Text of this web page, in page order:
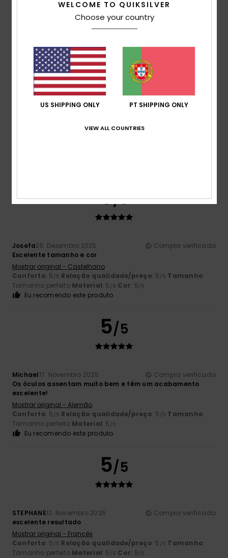
Conforto
5.0
Relação qualidade/preço
Tamanho
Muito pequenoDemasiado grande
Cor
5/5
Josefa25. Dezembro 2025
Compra verificada
Excelente tamanho e cor
Mostrar original - Castelhano
Conforto: 5 /5 Relação qualidade/preço: 5 /5 Tamanho:
Tamanho perfeito Material: 5 /5 Cor: 5/5
Eu recomendo este produto
5/5
Michael17. Novembro 2025
Compra verificada
Os óculos assentam muito bem e têm um acabamento
excelente!
Mostrar original - Alemão
Conforto: 5 /5 Relação qualidade/preço: 5 /5 Tamanho:
Tamanho perfeito Material: 5 /5
Eu recomendo este produto
5/5
STEPHANE12. Novembro 2025
Compra verificada
excelente resultado
Mostrar original - Francês
Conforto: 5 /5 Relação qualidade/preço: 5 /5 Tamanho:
Tamanho perfeito Material: 5 /5 Cor: 5/5
WELCOME TO QUIKSILVER
Choose your country
US SHIPPING ONLY PT SHIPPING ONLY
VIEW ALL COUNTRIES